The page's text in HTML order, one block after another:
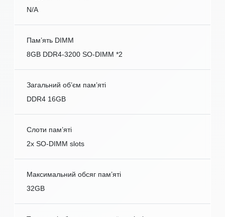
N/A
Пам’ять DIMM
8GB DDR4-3200 SO-DIMM *2
Загальний об’єм пам’яті
DDR4 16GB
Слоти пам’яті
2x SO-DIMM slots
Максимальний обсяг пам’яті
32GB